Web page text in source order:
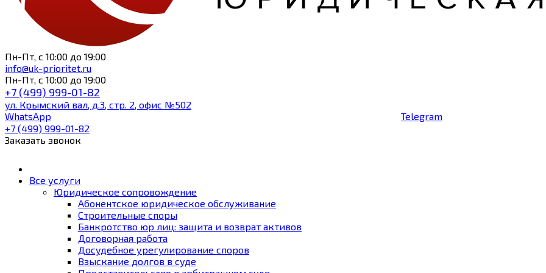
Пн-Пт, с 10:00 до 19:00
info@uk-prioritet.ru
Пн-Пт, с 10:00 до 19:00
+7 (499) 999-01-82
ул. Крымский вал, д.3, стр. 2, офис №502
WhatsApp
Telegram
+7 (499) 999-01-82
Заказать звонок
Все услуги
Юридическое сопровождение
Абонентское юридическое обслуживание
Строительные споры
Банкротство юр лиц: защита и возврат активов
Договорная работа
Досудебное урегулирование споров
Взыскание долгов в суде